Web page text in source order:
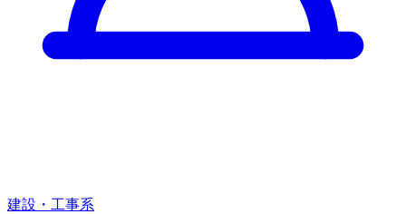
建設・工事系